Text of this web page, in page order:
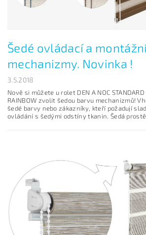
Šedé ovládací a
mechanizmy. Novinka !
3.5.2018
Nově si můžete u rolet DEN A NOC
RAINBOW zvolit šedou barvu mechanizmů!
šedé barvy nebo zákazníky, kteří požadují
ovládání s šedými odstíny tkanin. Šedá